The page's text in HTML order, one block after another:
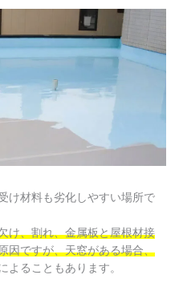
け材料も劣化しやすい場所で
け、割れ、金属板と屋根材接
因ですが、天窓がある場合、
よることもあります。
工
実